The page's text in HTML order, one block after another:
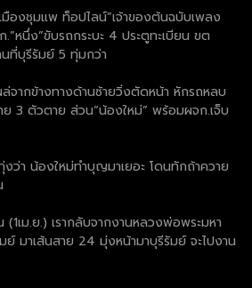
มืองชุมแพ ท็อปไลน์”เจ้าของต้นฉบับเพลง
หนึ่ง”ขับรถกระบะ 4 ประตูทะเบียน ขต
ที่บุรีรัมย์ 5 ทุ่มกว่า
จากข้างทางด้านซ้ายวิ่งตัดหน้า หักรถหลบ
3 ตัวตาย ส่วน“น้องใหม่” พร้อมผจก.เจ็บ
ว่า น้องใหม่ทำบุญมาเยอะ โดนทักถ้าควาย
เม.ย.) เรากลับจากงานหลวงพ่อพระมหา
มาเส้นสาย 24 มุ่งหน้ามาบุรีรัมย์ จะไปงาน